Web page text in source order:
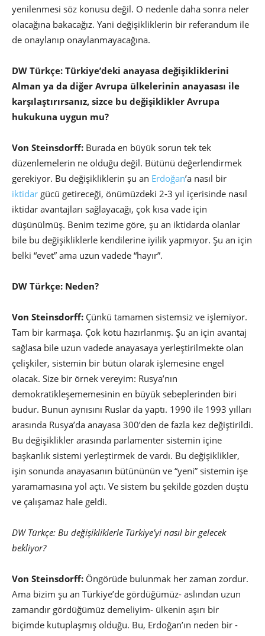
yenilenmesi söz konusu değil. O nedenle daha sonra neler
olacağına bakacağız. Yani değişikliklerin bir referandum ile
de onaylanıp onaylanmayacağına.
DW Türkçe: Türkiye’deki anayasa değişikliklerini
Alman ya da diğer Avrupa ülkelerinin anayasası ile
karşılaştırırsanız, sizce bu değişiklikler Avrupa
hukukuna uygun mu?
Von Steinsdorff: Burada en büyük sorun tek tek
düzenlemelerin ne olduğu değil. Bütünü değerlendirmek
gerekiyor. Bu değişikliklerin şu an Erdoğan’a nasıl bir
iktidar gücü getireceği, önümüzdeki 2-3 yıl içerisinde nasıl
iktidar avantajları sağlayacağı, çok kısa vade için
düşünülmüş. Benim tezime göre, şu an iktidarda olanlar
bile bu değişikliklerle kendilerine iyilik yapmıyor. Şu an için
belki “evet” ama uzun vadede “hayır”.
DW Türkçe: Neden?
Von Steinsdorff: Çünkü tamamen sistemsiz ve işlemiyor.
Tam bir karmaşa. Çok kötü hazırlanmış. Şu an için avantaj
sağlasa bile uzun vadede anayasaya yerleştirilmekte olan
çelişkiler, sistemin bir bütün olarak işlemesine engel
olacak. Size bir örnek vereyim: Rusya’nın
demokratikleşememesinin en büyük sebeplerinden biri
budur. Bunun aynısını Ruslar da yaptı. 1990 ile 1993 yılları
arasında Rusya’da anayasa 300’den de fazla kez değiştirildi.
Bu değişiklikler arasında parlamenter sistemin içine
başkanlık sistemi yerleştirmek de vardı. Bu değişiklikler,
işin sonunda anayasanın bütününün ve “yeni” sistemin işe
yaramamasına yol açtı. Ve sistem bu şekilde gözden düştü
ve çalışamaz hale geldi.
DW Türkçe: Bu değişikliklerle Türkiye’yi nasıl bir gelecek
bekliyor?
Von Steinsdorff: Öngörüde bulunmak her zaman zordur.
Ama bizim şu an Türkiye’de gördüğümüz- aslından uzun
zamandır gördüğümüz demeliyim- ülkenin aşırı bir
biçimde kutuplaşmış olduğu. Bu, Erdoğan’ın neden bir -